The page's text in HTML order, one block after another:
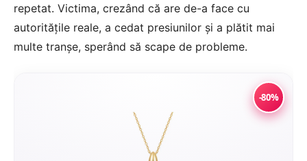
repetat. Victima, crezând că are de-a face cu
autoritățile reale, a cedat presiunilor și a plătit mai
multe tranșe, sperând să scape de probleme.
-80%